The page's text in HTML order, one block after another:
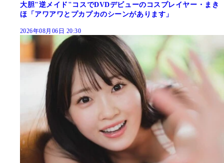
大胆"逆メイド"コスでDVDデビューのコスプレイヤー・まき
ほ「アワアワとプカプカのシーンがあります」
2026年08月06日 20:30